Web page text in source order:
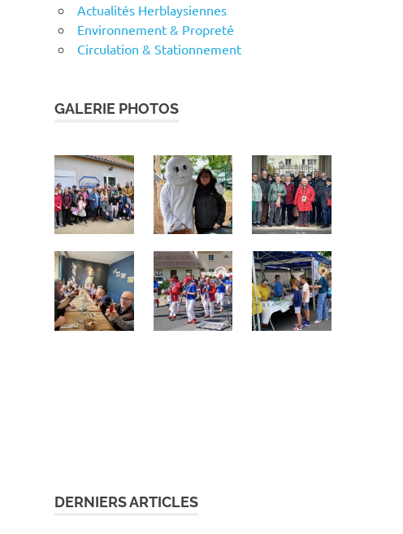
Actualités Herblaysiennes
Environnement & Propreté
Circulation & Stationnement
GALERIE PHOTOS
DERNIERS ARTICLES